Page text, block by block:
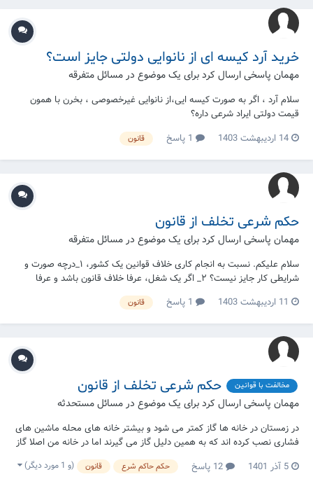
خرید آرد کیسه ای از نانوایی دولتی جایز است؟
مهمان پاسخی ارسال کرد برای یک موضوع در مسائل متفرقه
سلام آرد ، اگر به صورت کیسه ایی،از نانوایی غیرخصوصی ، بخرن با همون
قیمت دولتی ایراد شرعی داره؟
14 اردیبهشت 1403
قانون
حکم شرعی تخلف از قانون
مهمان پاسخی ارسال کرد برای یک موضوع در مسائل متفرقه
سلام علیکم. نسبت به انجام کاری خلاف قوانین یک کشور، ۱_درچه صورت و
شرایطی کار جایز نیست؟ ۲_ اگر یک شغل، عرفا خلاف قانون باشد و عرفا
اخلال در اقتصاد جامعه تشخیص داده شود، تمام شرکت ها و اشخاصی که در
آن شغل کار میکنند کار حرام مرتکبند یا فقط اشخاصی که خودشان باعث
اختلال در اقتصاد...
11 اردیبهشت 1403 قانون
مخالفت با قوانین حکم شرعی تخلف از قانون
مهمان پاسخی ارسال کرد برای یک موضوع در مسائل مستحدثه
در زمستان در خانه ها گاز کمتر می شود و بیشتر خانه های محله ماشین های
فشاری نصب کرده اند که به همین دلیل گاز می گیرند اما در خانه من اصلا گاز
نمی آید. آیا استفاده از دستگاه فشار برای من جایز است؟ اگرچه شرکت گاز
اجازه نصب این دستگاه را نمی دهد.
5 آذر 1401 حکم حاکم شرع قانون (و 1 مورد دیگر)